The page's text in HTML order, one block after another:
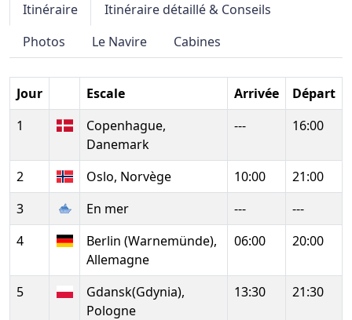
Itinéraire
Itinéraire détaillé & Conseils
Photos
Le Navire Cabines
Jour Escale Arrivée
Départ
1
Copenhague,
Danemark
--- 16:00
2 Oslo, Norvège 10:00
21:00
3
En mer ---
---
4
Berlin (Warnemünde),
Allemagne
06:00 20:00
5
Gdansk(Gdynia),
Pologne
13:30 21:30